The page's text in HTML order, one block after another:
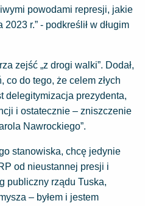
powodami represji, jakie
r.” - podkreślił w długim
zejść „z drogi walki”. Dodał,
co do tego, że celem złych
delegitymizacja prezydenta,
i ostatecznie – zniszczenie
Nawrockiego”.
stanowiska, chcę jedynie
od nieustannej presji i
publiczny rządu Tuska,
– byłem i jestem